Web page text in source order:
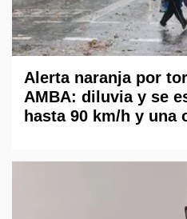
Alerta naranja por
AMBA: diluvia y se
hasta 90 km/h y una